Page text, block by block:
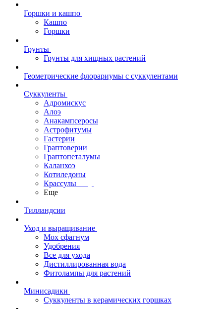
Горшки и кашпо
Кашпо
Горшки
Грунты
Грунты для хищных растений
Геометрические флорариумы с суккулентами
Суккуленты
Адромискус
Алоэ
Анакампсеросы
Астрофитумы
Гастерии
Граптоверии
Граптопеталумы
Каланхоэ
Котиледоны
Крассулы
Еще
Тилландсии
Уход и выращивание
Мох сфагнум
Удобрения
Все для ухода
Дистиллированная вода
Фитолампы для растений
Минисадики
Суккуленты в керамических горшках